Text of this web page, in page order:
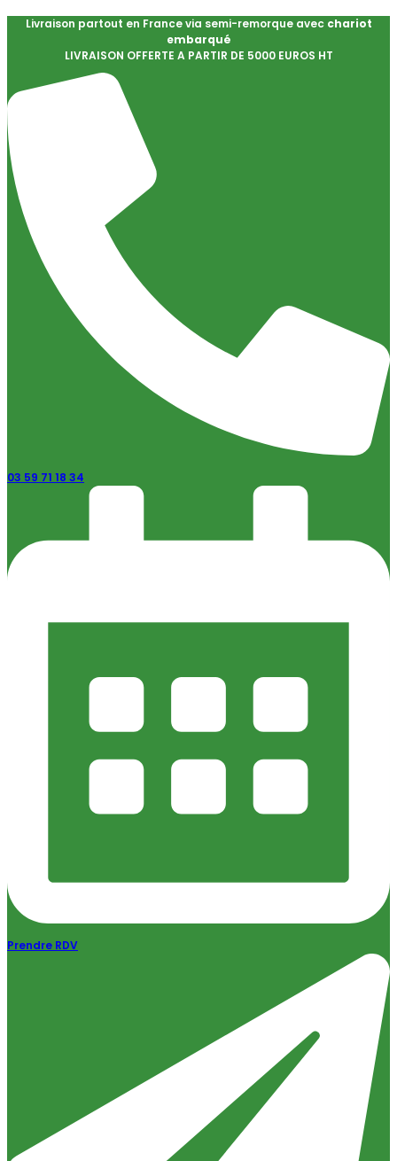
Livraison partout en France via semi-remorque avec chariot
embarqué
LIVRAISON OFFERTE A PARTIR DE 5000 EUROS HT
03 59 71 18 34
Prendre RDV